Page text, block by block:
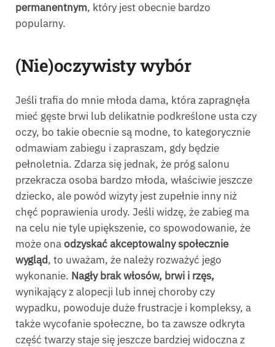
permanentnym, który jest obecnie bardzo
popularny.
(Nie)oczywisty wybór
Jeśli trafia do mnie młoda dama, która zapragnęła
mieć gęste brwi lub delikatnie podkreślone usta czy
oczy, bo takie obecnie są modne, to kategorycznie
odmawiam zabiegu i zapraszam, gdy będzie
pełnoletnia. Zdarza się jednak, że próg salonu
przekracza osoba bardzo młoda, właściwie jeszcze
dziecko, ale powód wizyty jest zupełnie inny niż
chęć poprawienia urody. Jeśli widzę, że zabieg ma
na celu nie tyle upiększenie, co spowodowanie, że
może onaodzyskać akceptowalny społecznie
wygląd, to uważam, że należy rozważyć jego
wykonanie. Nagły brak włosów, brwi i rzęs,
wynikający z alopecji lub innej choroby czy
wypadku, powoduje duże frustracje i kompleksy, a
także wycofanie społeczne, bo ta zawsze odkryta
część twarzy staje się jeszcze bardziej widoczna z